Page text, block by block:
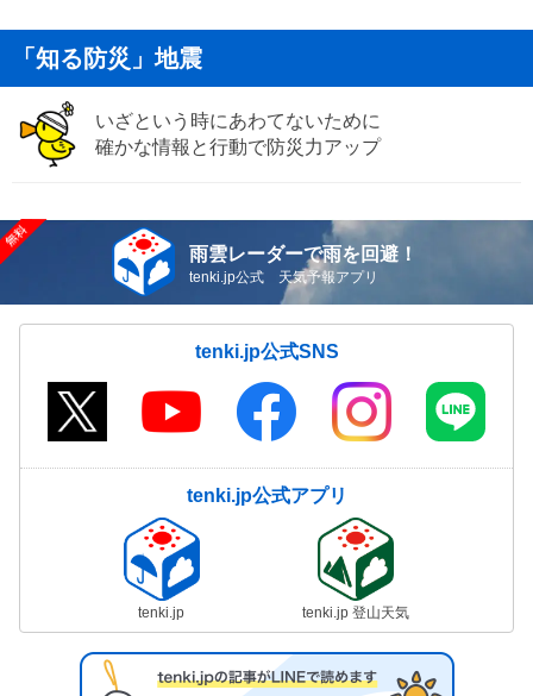
「知る防災」地震
いざという時にあわてないために
確かな情報と行動で防災力アップ
雨雲レーダーで雨を回避！
tenki.jp公式 天気予報アプリ
tenki.jp公式SNS
tenki.jp公式アプリ
tenki.jp tenki.jp 登山天気